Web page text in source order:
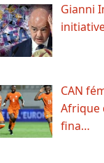
Gianni
CAN
Afrique
fina…